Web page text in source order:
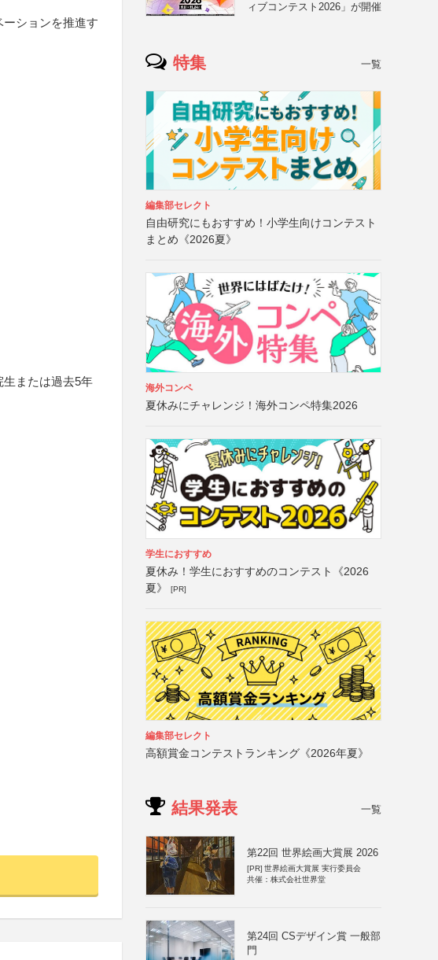
ションを推進す
または過去5年
ィブコンテスト2026」が開催
特集 一覧
編集部セレクト
自由研究にもおすすめ！小学生向けコンテスト
まとめ《2026夏》
海外コンペ
夏休みにチャレンジ！海外コンペ特集2026
学生におすすめ
夏休み！学生におすすめのコンテスト《2026
夏》
[PR]
編集部セレクト
高額賞金コンテストランキング《2026年夏》
結果発表 一覧
第22回 世界絵画大賞展 2026
[PR] 世界絵画大賞展 実行委員会
共催：株式会社世界堂
第24回 CSデザイン賞 一般部
門